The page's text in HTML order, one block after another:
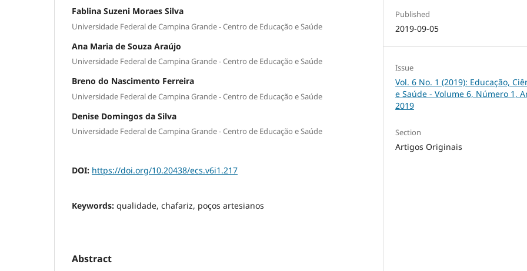
Fablina Suzeni Moraes Silva
Universidade Federal de Campina Grande - Centro de Educação e Saúde
Ana Maria de Souza Araújo
Universidade Federal de Campina Grande - Centro de Educação e Saúde
Breno do Nascimento Ferreira
Universidade Federal de Campina Grande - Centro de Educação e Saúde
Denise Domingos da Silva
Universidade Federal de Campina Grande - Centro de Educação e Saúde
DOI: https://doi.org/10.20438/ecs.v6i1.217
Keywords: qualidade, chafariz, poços artesianos
Abstract
Published
2019-09-05
Issue
Vol. 6 No. 1 (2019): Educação,
e Saúde - Volume 6, Número 1,
2019
Section
Artigos Originais